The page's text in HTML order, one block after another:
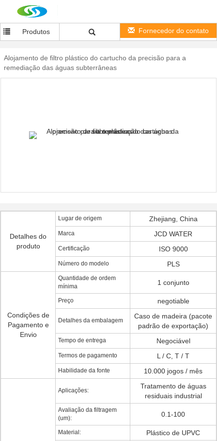
Produtos Fornecedor do contato
Alojamento de filtro plástico do cartucho da precisão para a
remediação das águas subterrâneas
Detalhes do
produto
Lugar de origem Zhejiang, China
Marca JCD WATER
Certificação ISO 9000
Número do modelo PLS
Condições de
Pagamento e
Envio
Quantidade de ordem
mínima
1 conjunto
Preço negotiable
Detalhes da embalagem
Caso de madeira (pacote
padrão de exportação)
Tempo de entrega Negociável
Termos de pagamento L / C, T / T
Habilidade da fonte 10.000 jogos / mês
Aplicações:
Tratamento de águas
residuais industrial
Avaliação da filtragem
(um):
0.1-100
Material: Plástico de UPVC